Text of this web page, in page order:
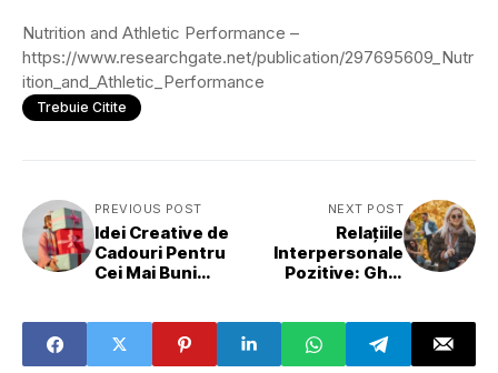
Nutrition and Athletic Performance –
https://www.researchgate.net/publication/297695609_Nutr
ition_and_Athletic_Performance
Trebuie Citite
PREVIOUS POST
Idei Creative de
Cadouri Pentru
Cei Mai Buni
NEXT POST
Relațiile
Interpersonale
Pozitive: Ghid